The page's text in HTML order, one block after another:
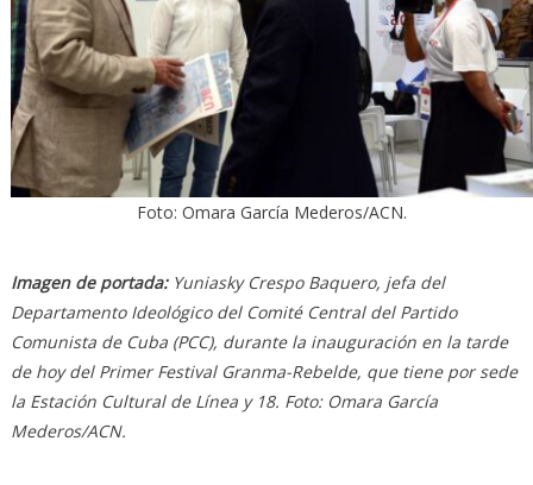
Foto: Omara García Mederos/ACN.
Imagen de portada:Yuniasky Crespo Baquero, jefa del
Departamento Ideológico del Comité Central del Partido
Comunista de Cuba (PCC), durante la inauguración en la tarde
de hoy del Primer Festival Granma-Rebelde, que tiene por sede
la Estación Cultural de Línea y 18. Foto: Omara García
Mederos/ACN.